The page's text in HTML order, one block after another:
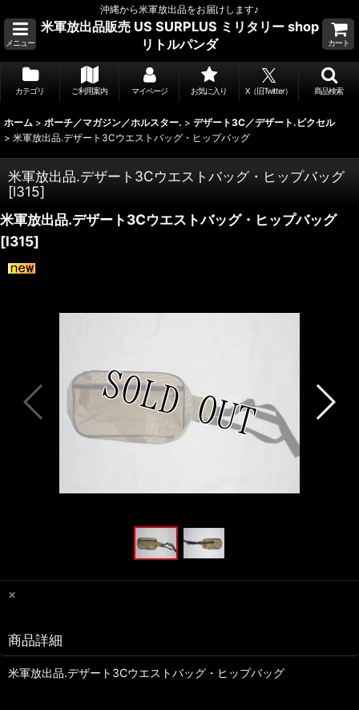
沖縄から米軍放出品をお届けします♪
メニュー
米軍放出品販売 US SURPLUS ミリタリー shop
リトルパンダ
カート
カテゴリ ご利用案内 マイページ お気に入り X（旧Twitter） 商品検索
ホーム > ポーチ／マガジン／ホルスター. > デザート3C／デザート.ピクセル
> 米軍放出品.デザート3Cウエストバッグ・ヒップバッグ
米軍放出品.デザート3Cウエストバッグ・ヒップバッグ
[l315]
米軍放出品.デザート3Cウエストバッグ・ヒップバッグ
[l315]
×
商品詳細
米軍放出品.デザート3Cウエストバッグ・ヒップバッグ